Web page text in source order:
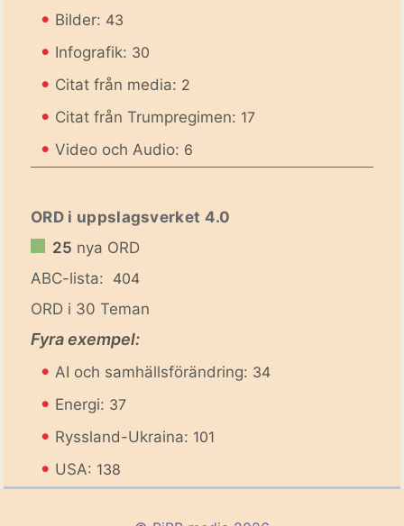
• Bilder: 43
• Infografik: 30
• Citat från media: 2
• Citat från Trumpregimen: 17
• Video och Audio: 6
ORD i uppslagsverket 4.0
25 nya ORD
ABC-lista: 404
ORD i 30 Teman
Fyra exempel:
• AI och samhällsförändring: 34
• Energi: 37
• Ryssland-Ukraina: 101
• USA: 138